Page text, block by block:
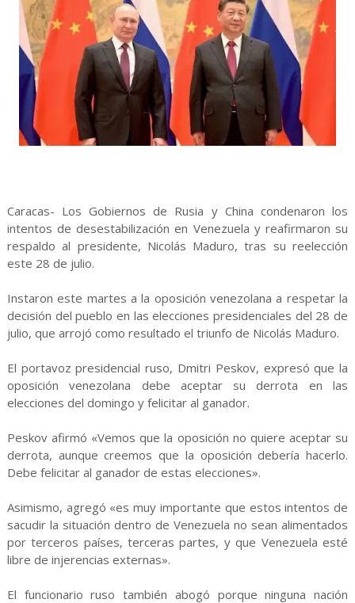
Caracas- Los Gobiernos de Rusia y China condenaron los
intentos de desestabilización en Venezuela y reafirmaron su
respaldo al presidente, Nicolás Maduro, tras su reelección
este 28 de julio.
Instaron este martes a la oposición venezolana a respetar la
decisión del pueblo en las elecciones presidenciales del 28 de
julio, que arrojó como resultado el triunfo de Nicolás Maduro.
El portavoz presidencial ruso, Dmitri Peskov, expresó que la
oposición venezolana debe aceptar su derrota en las
elecciones del domingo y felicitar al ganador.
Peskov afirmó «Vemos que la oposición no quiere aceptar su
derrota, aunque creemos que la oposición debería hacerlo.
Debe felicitar al ganador de estas elecciones».
Asimismo, agregó «es muy importante que estos intentos de
sacudir la situación dentro de Venezuela no sean alimentados
por terceros países, terceras partes, y que Venezuela esté
libre de injerencias externas».
El funcionario ruso también abogó porque ninguna nación